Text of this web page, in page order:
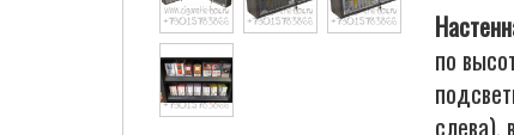
по
слева),